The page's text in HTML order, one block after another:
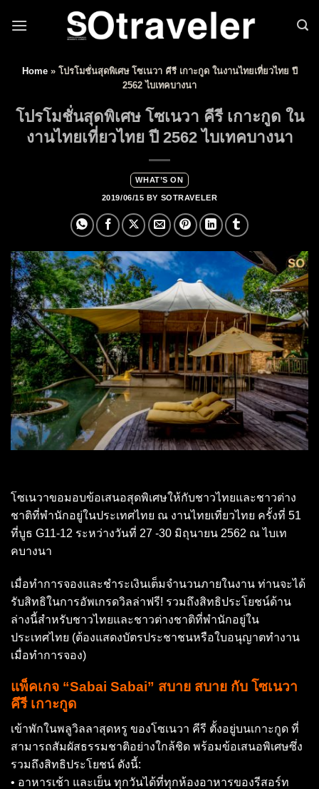
Home» โปรโมชั่นสุดพิเศษ โซเนวา คีรี เกาะกูด ในงานไทยเที่ยวไทย ปี
2562 ไบเทคบางนา
โปรโมชั่นสุดพิเศษ โซเนวา คีรี เกาะกูด ใน
งานไทยเที่ยวไทย ปี 2562 ไบเทคบางนา
WHAT’S ON
2019/06/15 BY SOTRAVELER
โซเนวาขอมอบข้อเสนอสุดพิเศษให้กับชาวไทยและชาวต่าง
ชาติที่พำนักอยู่ในประเทศไทย ณ งานไทยเที่ยวไทย ครั้งที่ 51
ที่บูธ G11-12 ระหว่างวันที่ 27 -30 มิถุนายน 2562 ณ ไบเท
คบางนา
เมื่อทำการจองและชำระเงินเต็มจำนวนภายในงาน ท่านจะได้
รับสิทธิในการอัพเกรดวิลล่าฟรี! รวมถึงสิทธิประโยชน์ด้าน
ล่างนี้สำหรับชาวไทยและชาวต่างชาติที่พำนักอยู่ใน
ประเทศไทย (ต้องแสดงบัตรประชาชนหรือใบอนุญาตทำงาน
เมื่อทำการจอง)
แพ็คเกจ “Sabai Sabai” สบาย สบาย กับ โซเนวา
คึรี เกาะกูด
เข้าพักในพลูวิลลาสุดหรู ของโซเนวา คีรี ตั้งอยู่บนเกาะกูด ที่
สามารถสัมผัสธรรมชาติอย่างใกล้ชิด พร้อมข้อเสนอพิเศษซึ่ง
รวมถึงสิทธิประโยชน์ ดังนี้:
• อาหารเช้า และเย็น ทุกวันได้ที่ทุกห้องอาหารของรีสอร์ท